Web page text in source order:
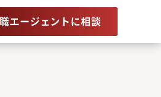
エージェントに相談